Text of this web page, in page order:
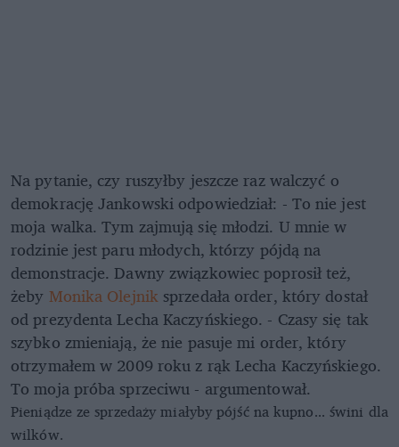
Na pytanie, czy ruszyłby jeszcze raz walczyć o
demokrację Jankowski odpowiedział: - To nie jest
moja walka. Tym zajmują się młodzi. U mnie w
rodzinie jest paru młodych, którzy pójdą na
demonstracje. Dawny związkowiec poprosił też,
żeby Monika Olejniksprzedała order, który dostał
od prezydenta Lecha Kaczyńskiego. - Czasy się tak
szybko zmieniają, że nie pasuje mi order, który
otrzymałem w 2009 roku z rąk Lecha Kaczyńskiego.
To moja próba sprzeciwu - argumentował.
Pieniądze ze sprzedaży miałyby pójść na kupno... świni dla
wilków.